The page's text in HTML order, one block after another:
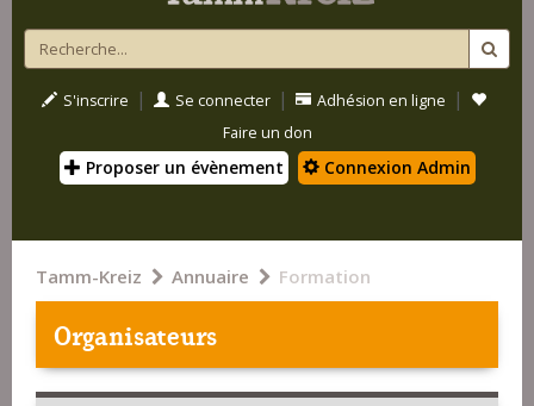
S'inscrire | Se connecter | Adhésion en ligne |
Faire un don
Proposer un évènement Connexion Admin
Tamm-Kreiz Annuaire Formation
Organisateurs